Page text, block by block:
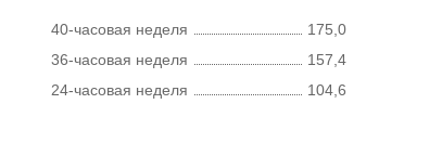
40-часовая неделя
175,0
36-часовая неделя
157,4
24-часовая неделя
104,6